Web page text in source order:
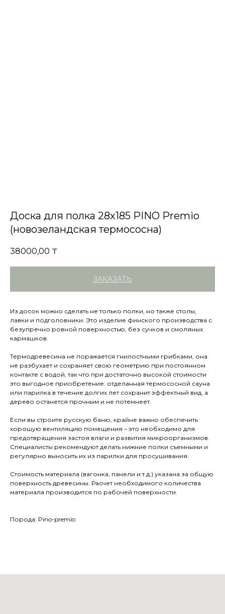
Доска для полка 28х185 PINO Premio
(новозеландская термососна)
38000,00 ₸
ЗАКАЗАТЬ
Из досок можно сделать не только полки, но также столы,
лавки и подголовники. Это изделие финского производства с
безупречно ровной поверхностью, без сучков и смоляных
кармашков.
Термодревесина не поражается гнилостными грибками, она
не разбухает и сохраняет свою геометрию при постоянном
контакте с водой, так что при достаточно высокой стоимости
это выгодное приобретение: отделанная термососной сауна
или парилка в течение долгих лет сохранит эффектный вид, а
дерево останется прочным и не потемнеет.
Если вы строите русскую баню, крайне важно обеспечить
хорошую вентиляцию помещения – это необходимо для
предотвращения застоя влаги и развития микроорганизмов.
Специалисты рекомендуют делать нижние полки съемными и
регулярно выносить их из парилки для просушивания.
Стоимость материала (вагонка, панели и т.д.) указана за общую
поверхность древесины. Расчет необходимого количества
материала производится по рабочей поверхности.
Порода: Pino-premio